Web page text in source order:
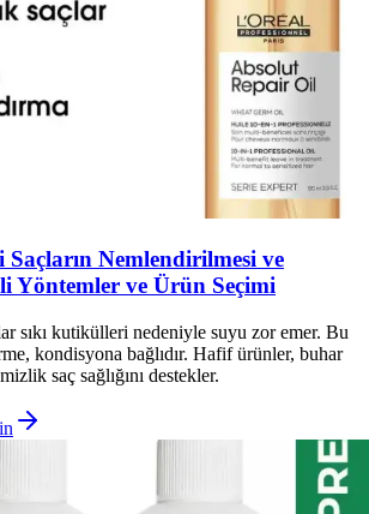
Nemlendirilmesi ve
Yöntemler ve Ürün Seçimi
sıkı kutikülleri nedeniyle suyu zor emer. Bu
kondisyona bağlıdır. Hafif ürünler, buhar
saç sağlığını destekler.